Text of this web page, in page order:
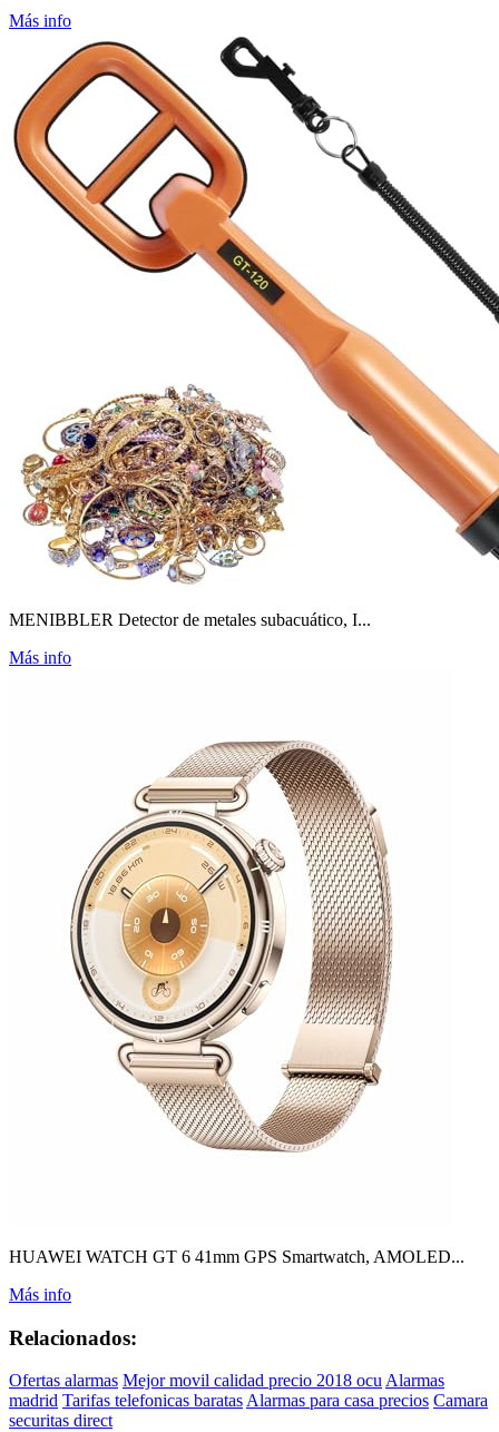
Más info
MENIBBLER Detector de metales subacuático, I...
Más info
HUAWEI WATCH GT 6 41mm GPS Smartwatch, AMOLED...
Más info
Relacionados:
Ofertas alarmas Mejor movil calidad precio 2018 ocu Alarmas
madrid Tarifas telefonicas baratas Alarmas para casa precios Camara
securitas direct